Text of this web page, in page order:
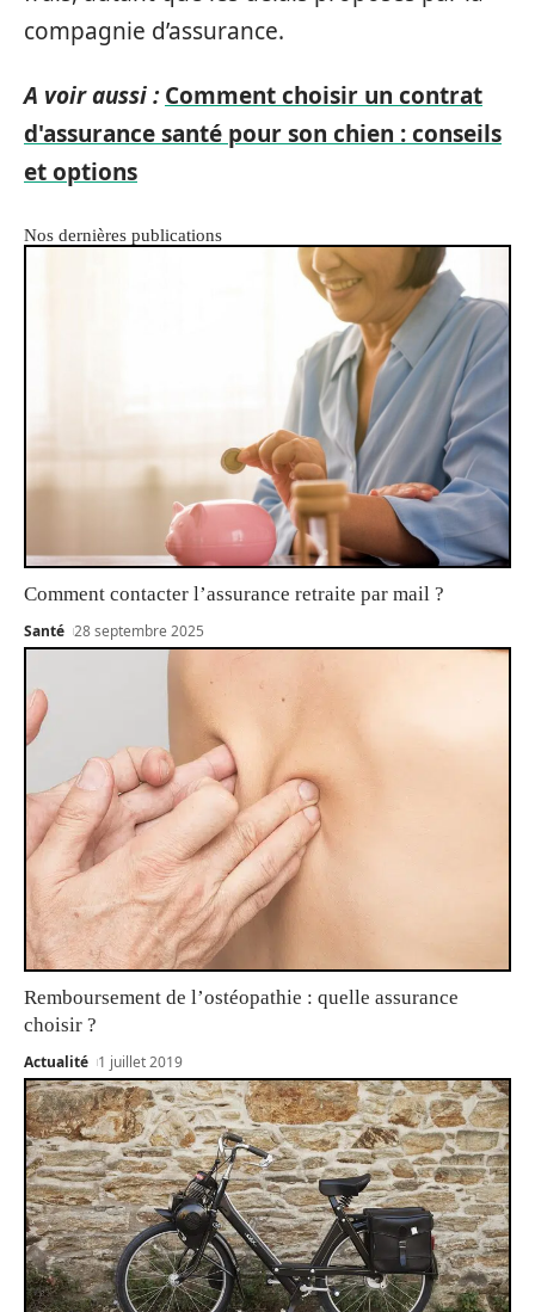
compagnie d’assurance.
A voir aussi : Comment choisir un contrat
d'assurance santé pour son chien : conseils
et options
Nos dernières publications
Comment contacter l’assurance retraite par mail ?
Santé 28 septembre 2025
Remboursement de l’ostéopathie : quelle assurance
choisir ?
Actualité 1 juillet 2019